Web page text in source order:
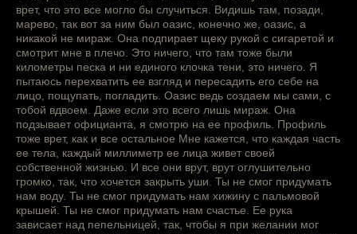
врет, что это все могло бы случиться. Видишь там, позади,
марево, так вот за ним был оазис, конечно же, оазис, а
никакой не мираж. Она подпирает щеку рукой с сигаретой и
смотрит мне в плечо. Это ничего, что там тоже были
километры песка и ни единого клочка тени, это ничего. Я
пытаюсь перехватить ее взгляд и пересадить его себе на
лицо, пощупать, погладить. Оазис ведь создаем мы сами, с
тобой вдвоем. Даже если это всего лишь мираж. Она
подзывает официанта, я смотрю на ее профиль. Профиль
тоже врет, как и все остальное Мне кажется, что каждая часть
ее тела, каждый миллиметр ее лица живет своей
собственной жизнью. И все они врут, врут оглушительно
громко, так, что хочется закрыть уши. Ты не смог придумать
нам воду. Ты не смог придумать нам хижину с пальмовой
крышей. Ты не смог придумать нам счастье. Ее рука
зависает над пепельницей, так, чтобы я при желании мог